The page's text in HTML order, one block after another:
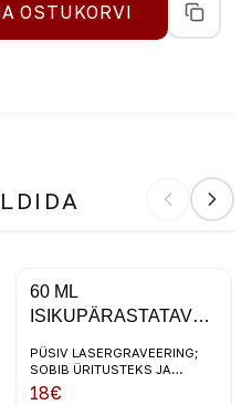
OSTUKORVI
60 ML
ISIKUPÄRASTATAVAD
KINKEKARBIS
PÜSIV LASERGRAVEERING;
SOBIB ÜRITUSTEKS JA
KINGIKS
18€